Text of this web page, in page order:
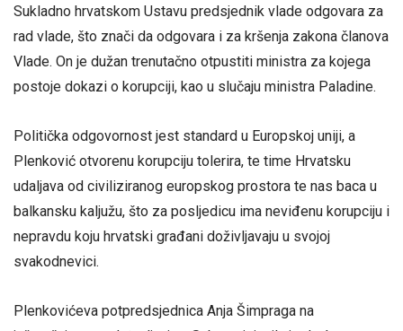
Sukladno hrvatskom Ustavu predsjednik vlade odgovara za
rad vlade, što znači da odgovara i za kršenja zakona članova
Vlade. On je dužan trenutačno otpustiti ministra za kojega
postoje dokazi o korupciji, kao u slučaju ministra Paladine.
Politička odgovornost jest standard u Europskoj uniji, a
Plenković otvorenu korupciju tolerira, te time Hrvatsku
udaljava od civiliziranog europskog prostora te nas baca u
balkansku kaljužu, što za posljedicu ima neviđenu korupciju i
nepravdu koju hrvatski građani doživljavaju u svojoj
svakodnevici.
Plenkovićeva potpredsjednica Anja Šimpraga na